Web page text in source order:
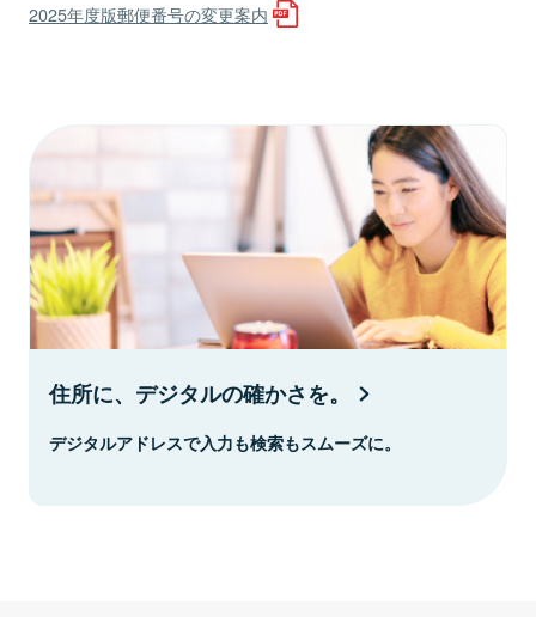
2025年度版郵便番号の変更案内
住所に、デジタルの確かさを。
デジタルアドレスで入力も検索もスムーズに。